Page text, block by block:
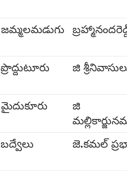
జమ్మలమడుగు
ప్రొద్దుటూరు
జి
మైదుకూరు
జి
బద్వేలు
జె.కమల్